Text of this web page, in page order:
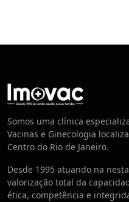
Centro de
Somos uma clínica
Vacinas e Ginecologia
Centro do Rio de Janeiro.
Desde 1995 atuando na
valorização total da
ética, competência e